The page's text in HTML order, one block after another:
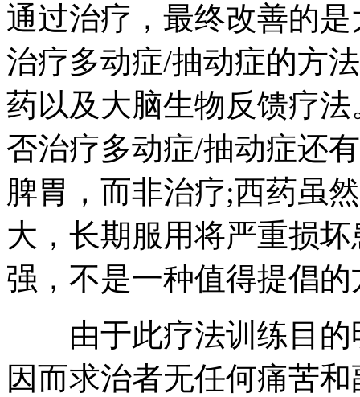
通过治疗，最终改善的
治疗多动症/抽动症的方
药以及大脑生物反馈疗
否治疗多动症/抽动症还
脾胃，而非治疗;西药虽
大，长期服用将严重损
强，不是一种值得提倡的
由于此疗法训练目的
因而求治者无任何痛苦